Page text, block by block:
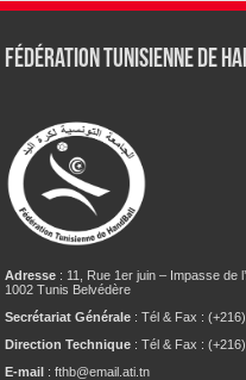
Fédération tunisienne de
Adresse : 11, Rue 1er juin – Impasse de
1002 Tunis Belvédère
Secrétariat Générale : Tél & Fax :
Direction Technique : Tél & Fax :
E-mail : fthb@email.ati.tn